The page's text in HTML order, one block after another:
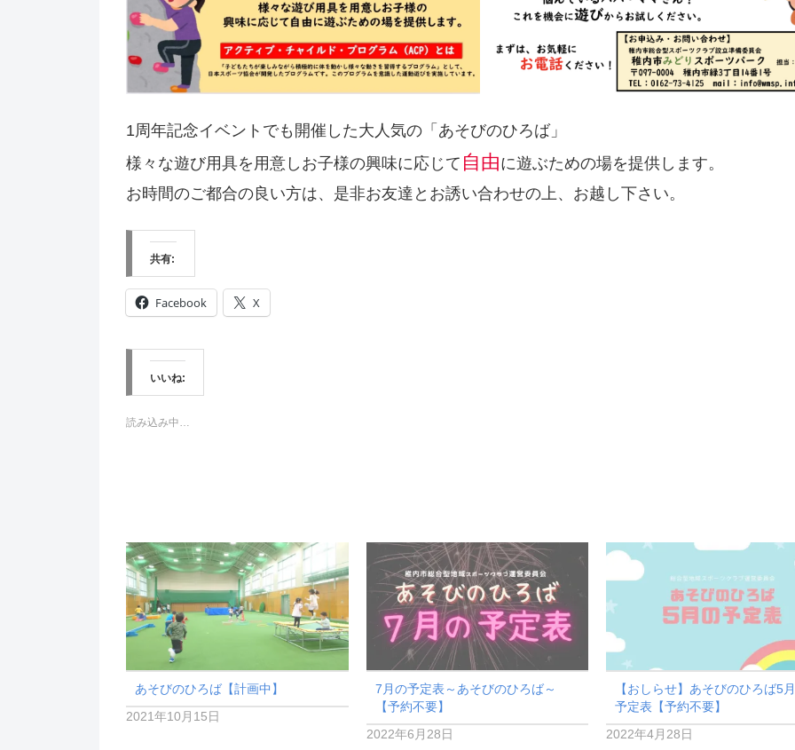
1周年記念イベントでも開催した大人気の「あそびのひろば」
様々な遊び用具を用意しお子様の興味に応じて 自由に遊ぶための場を提供します。
お時間のご都合の良い方は、是非お友達とお誘い合わせの上、お越し下さい。
共有:
Facebook X
いいね:
読み込み中…
あそびのひろば【計画中】
2021年10月15日
7月の予定表～あそびのひろば～
【予約不要】
2022年6月28日
【おしらせ】あそびのひろば5
予定表【予約不要】
2022年4月28日